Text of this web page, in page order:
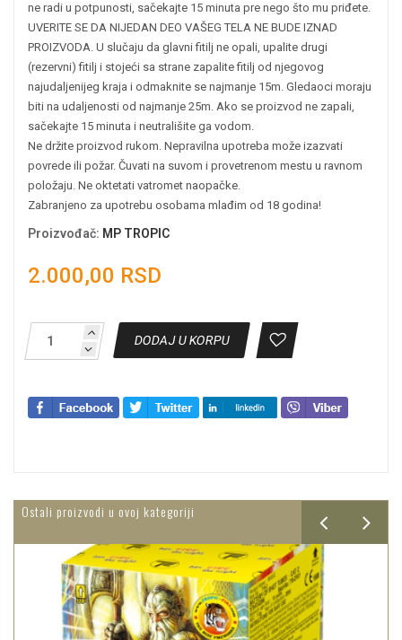
ne radi u potpunosti, sačekajte 15 minuta pre nego što mu priđete.
UVERITE SE DA NIJEDAN DEO VAŠEG TELA NE BUDE IZNAD
PROIZVODA. U slučaju da glavni fitilj ne opali, upalite drugi
(rezervni) fitilj i stojeći sa strane zapalite fitilj od njegovog
najudaljenijeg kraja i odmaknite se najmanje 15m. Gledaoci moraju
biti na udaljenosti od najmanje 25m. Ako se proizvod ne zapali,
sačekajte 15 minuta i neutrališite ga vodom.
Ne držite proizvod rukom. Nepravilna upotreba može izazvati
povrede ili požar. Čuvati na suvom i provetrenom mestu u ravnom
položaju. Ne oktetati vatromet naopačke.
Zabranjeno za upotrebu osobama mlađim od 18 godina!
Proizvođač: MP TROPIC
2.000,00 RSD
DODAJ U KORPU
Ostali proizvodi u ovoj kategoriji